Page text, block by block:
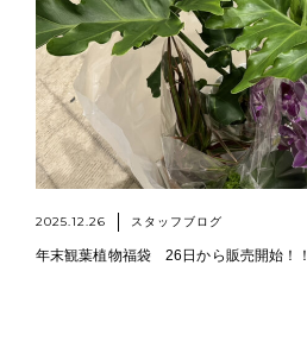
2025.12.26 スタッフブログ
年末観葉植物福袋 26日から販売開始！！